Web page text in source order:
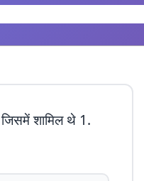
जिसमें शामिल थे 1.